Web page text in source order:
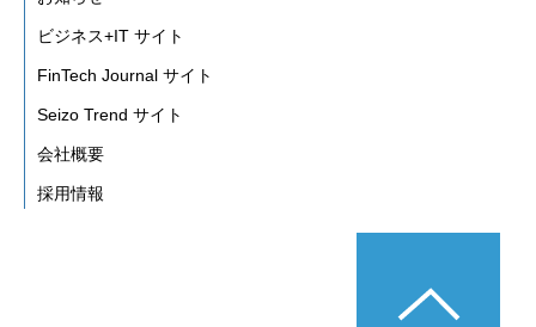
ビジネス+IT サイト
FinTech Journal サイト
Seizo Trend サイト
会社概要
採用情報